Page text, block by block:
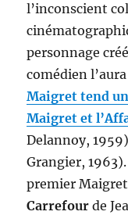
l’inconscient
personnage
comédien
Maigret tend
Maigret et
Delannoy,
Grangier,
premier
Carrefour de